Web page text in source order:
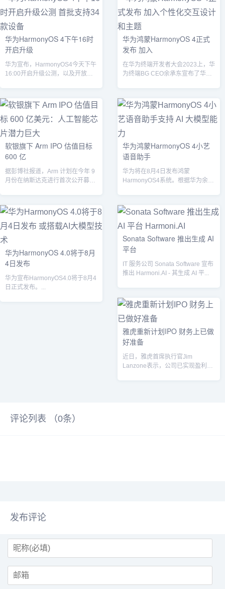
华为HarmonyOS 4下午16时
开启升级
华为宣布，HarmonyOS4今天下午
16:00开启升级公测，以及开放
华为鸿蒙HarmonyOS 4正式
发布 加入
在华为终端开发者大会2023上，华
为终端BG CEO余承东宣布了华为
软银旗下 Arm IPO 估值目标
600 亿
据彭博社报道，Arm 计划在今年 9
月份在纳斯达克进行首次公开募股
华为鸿蒙HarmonyOS 4小艺
语音助手
华为将在8月4日发布鸿蒙
HarmonyOS4系统。根据华为余承
华为HarmonyOS 4.0将于8月
4日发布
华为宣布HarmonyOS4.0将于8月4
日正式发布。...
Sonata Software 推出生成 AI
平台
IT 服务公司 Sonata Software 宣布
推出 Harmoni.AI - 其生成 AI 平...
雅虎重新计划IPO 财务上已做
好准备
近日，雅虎首席执行官Jim
Lanzone表示，公司已实现盈利，
评论列表 （0条）
发布评论